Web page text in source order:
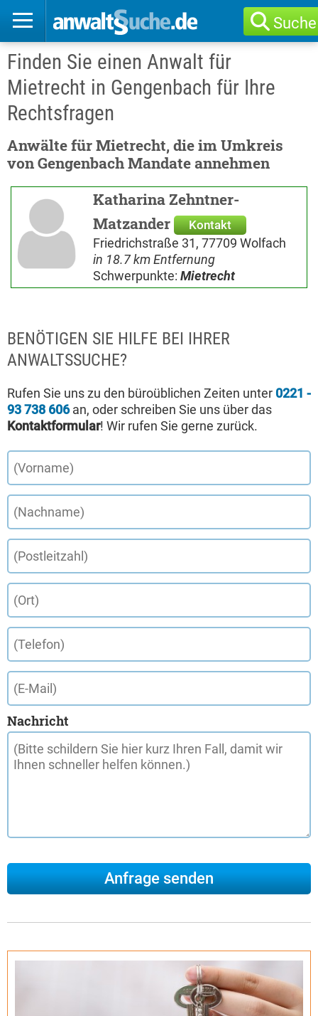
Suche
Finden Sie einen Anwalt für
Mietrecht in Gengenbach für Ihre
Rechtsfragen
Anwälte für Mietrecht, die im Umkreis
von Gengenbach Mandate annehmen
Katharina Zehntner-
Matzander
Kontakt
Friedrichstraße 31, 77709 Wolfach
in 18.7 km Entfernung
Schwerpunkte: Mietrecht
BENÖTIGEN SIE HILFE BEI IHRER
ANWALTSSUCHE?
Rufen Sie uns zu den büroüblichen Zeiten unter 0221 -
93 738 606an, oder schreiben Sie uns über das
Kontaktformular! Wir rufen Sie gerne zurück.
Nachricht